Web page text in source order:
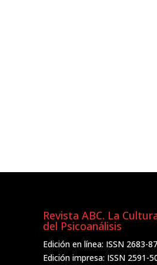
Revista ABC. La
del Psicoanálisis
Edición en línea: ISSN 2683-
Edición impresa: ISSN 2591-